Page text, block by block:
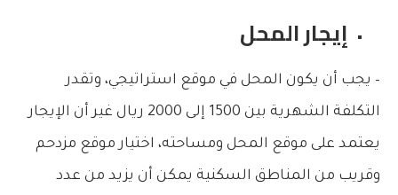
إيجار المحل
– يجب أن يكون المحل في موقع استراتيجي، وتقدر
التكلفة الشهرية بين 1500 إلى 2000 ريال غير أن الإيجار
يعتمد على موقع المحل ومساحته، اختيار موقع مزدحم
وقريب من المناطق السكنية يمكن أن يزيد من عدد